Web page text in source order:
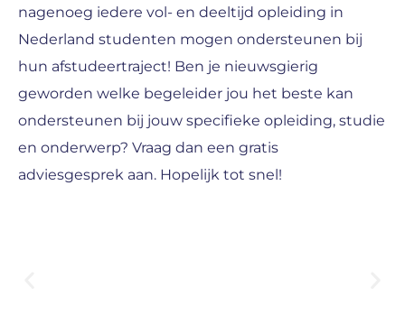
nagenoeg iedere vol- en deeltijd opleiding in
Nederland studenten mogen ondersteunen bij
hun afstudeertraject! Ben je nieuwsgierig
geworden welke begeleider jou het beste kan
ondersteunen bij jouw specifieke opleiding, studie
en onderwerp? Vraag dan een gratis
adviesgesprek aan. Hopelijk tot snel!